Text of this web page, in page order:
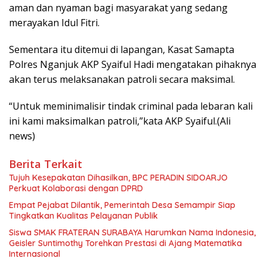
aman dan nyaman bagi masyarakat yang sedang
merayakan Idul Fitri.
Sementara itu ditemui di lapangan, Kasat Samapta
Polres Nganjuk AKP Syaiful Hadi mengatakan pihaknya
akan terus melaksanakan patroli secara maksimal.
“Untuk meminimalisir tindak criminal pada lebaran kali
ini kami maksimalkan patroli,”kata AKP Syaiful.(Ali
news)
Berita Terkait
Tujuh Kesepakatan Dihasilkan, BPC PERADIN SIDOARJO
Perkuat Kolaborasi dengan DPRD
Empat Pejabat Dilantik, Pemerintah Desa Semampir Siap
Tingkatkan Kualitas Pelayanan Publik
Siswa SMAK FRATERAN SURABAYA Harumkan Nama Indonesia,
Geisler Suntimothy Torehkan Prestasi di Ajang Matematika
Internasional